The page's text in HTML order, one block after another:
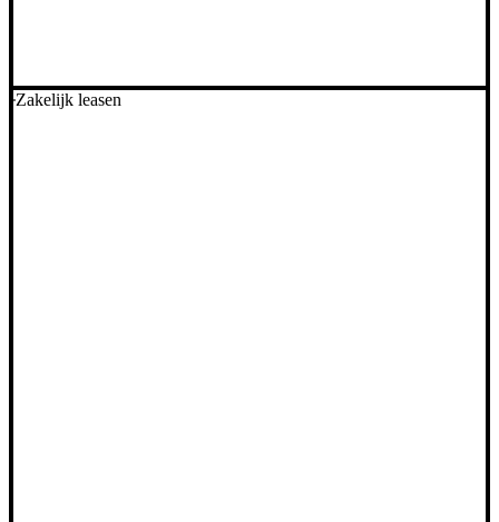
Zakelijk leasen